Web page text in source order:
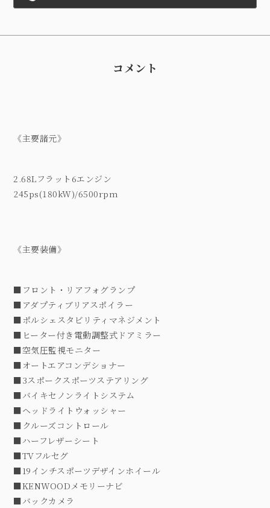
コメント
《主要諸元》
2.68Lフラット6エンジン
245ps(180kW)/6500rpm
《主要装備》
■フロント・リアフォグランプ
■アダプティブリアスポイラー
■ポルシェスタビリティマネジメント
■ヒーター付き電動調整式ドアミラー
■空気圧監視モニター
■オートエアコンデショナー
■3スポークスポーツステアリング
■バイキセノンライトシステム
■ヘッドライトウォッシャー
■クルーズコントロール
■ハーフレザーシート
■TVフルセグ
■19インチスポーツデザインホイール
■KENWOODメモリーナビ
■バックカメラ